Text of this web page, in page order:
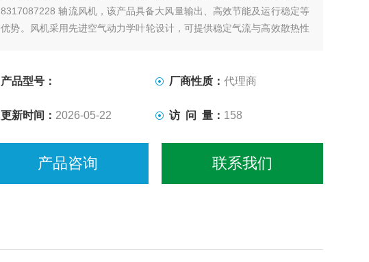
8317087228 轴流风机，该产品具备大风量输出、高效节能及运行稳定等
优势。风机采用先进空气动力学叶轮设计，可提供稳定气流与高效散热性
产品型号： 厂商性质： 代理商
更新时间： 2026-05-22 访 问 量： 158
产品咨询 联系我们